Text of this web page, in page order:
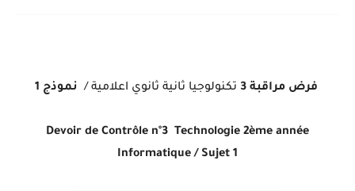
فرض مراقبة 3 تكنولوجيا ثانية ثانوي اعلامية / نموذج 1
Devoir de Contrôle n°3 Technologie 2ème année
Informatique / Sujet 1